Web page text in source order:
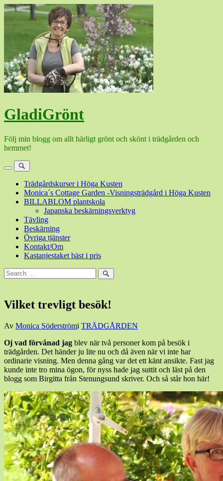
Hoppa
GladiGrönt
Följ min blogg om allt härligt grönt och skönt i trädgården och
hemmet!
MenySök
Trädgårdskurser i Höga Kusten
Monica´s Cottage Garden -Visningsträdgård i Höga Kusten
BILLABLOM plantskola
Japanska beskärningsverktyg
Tävling
Beskärning
Övriga tjänster
Kontakt/Om
Kastanjestaket bäst i pris
Sök
efter:
Sök
Vilket trevligt besök!
Den
augusti,
2015
Av Monica Söderströmi TRÄDGÅRDEN
Oj vad förvånad jag blev när två personer kom på besök i
trädgården. Det händer ju lite nu och då även när vi inte har
ordinarie visning. Men denna gång var det ett känt ansikte. Fast jag
kunde inte tro mina ögon, för nyss hade jag suttit och läst på den
blogg som Birgitta från Stenungsund skriver. Och så står hon här!